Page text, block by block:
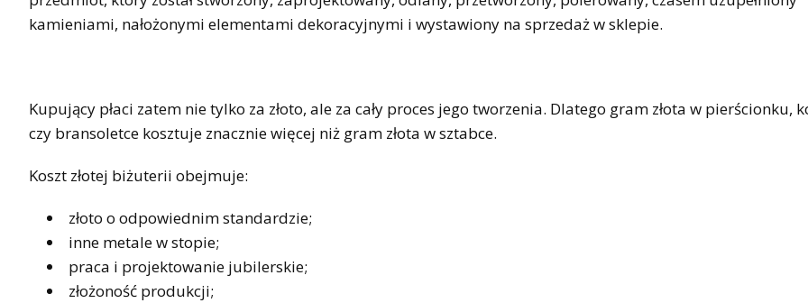
kamieniami, nałożonymi elementami dekoracyjnymi i wystawiony na sprzedaż w sklepie.
Kupujący płaci zatem nie tylko za złoto, ale za cały proces jego tworzenia. Dlatego gram złota w pierścionku,
czy bransoletce kosztuje znacznie więcej niż gram złota w sztabce.
Koszt złotej biżuterii obejmuje:
złoto o odpowiednim standardzie;
inne metale w stopie;
praca i projektowanie jubilerskie;
złożoność produkcji;